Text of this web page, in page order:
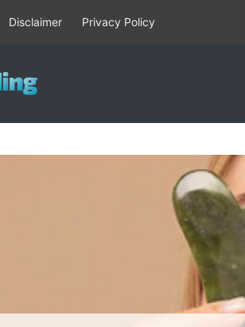
Disclaimer Privacy Policy